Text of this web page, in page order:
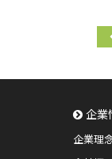
企業
企業理